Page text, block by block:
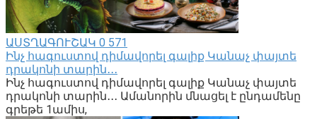
ԱՍՏՂԱԳՈՒՇԱԿ 0 571
Ինչ հագուստով դիմավորել գալիք Կանաչ փայտե
դրակոնի տարին․․․
Ինչ հագուստով դիմավորել գալիք Կանաչ փայտե
դրակոնի տարին․․․ Ամանորին մնացել է ընդամենը
գրեթե 1ամիս,